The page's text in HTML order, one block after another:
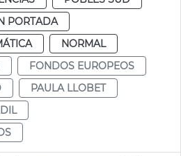
PORTADA
NORMAL
FONDOS EUROPEOS
PAULA LLOBET